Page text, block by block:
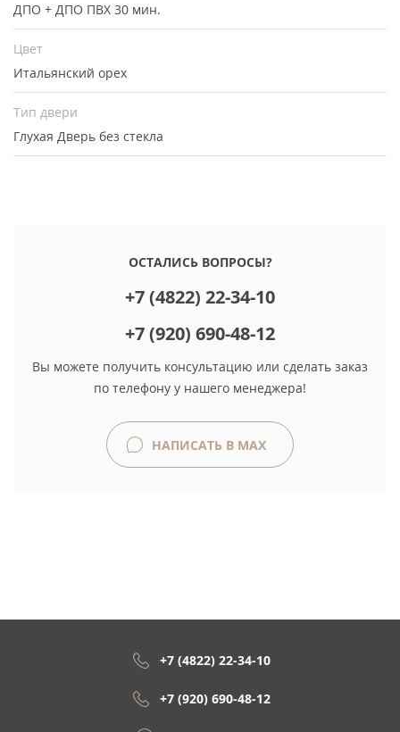
ДПО + ДПО ПВХ 30 мин.
Цвет
Итальянский орех
Тип двери
Глухая Дверь без стекла
ОСТАЛИСЬ ВОПРОСЫ?
+7 (4822) 22-34-10
+7 (920) 690-48-12
Вы можете получить консультацию или сделать заказ
по телефону у нашего менеджера!
НАПИСАТЬ В MAX
+7 (4822) 22-34-10
+7 (920) 690-48-12